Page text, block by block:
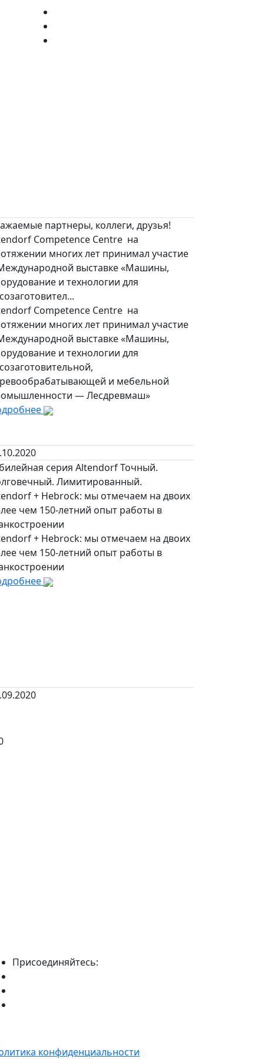
партнеры, коллеги, друзья!
Competence Centre на
многих лет принимал участие
выставке «Машины,
и технологии для
Competence Centre на
многих лет принимал участие
выставке «Машины,
и технологии для
и мебельной
— Лесдревмаш»
серия Altendorf Точный.
Лимитированный.
+ Hebrock: мы отмечаем на двоих
чем 150-летний опыт работы в
+ Hebrock: мы отмечаем на двоих
чем 150-летний опыт работы в
Присоединяйтесь:
конфиденциальности